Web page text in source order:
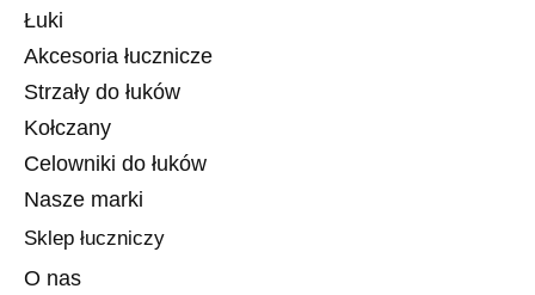
Łuki
Akcesoria łucznicze
Strzały do łuków
Kołczany
Celowniki do łuków
Nasze marki
Sklep łuczniczy
O nas